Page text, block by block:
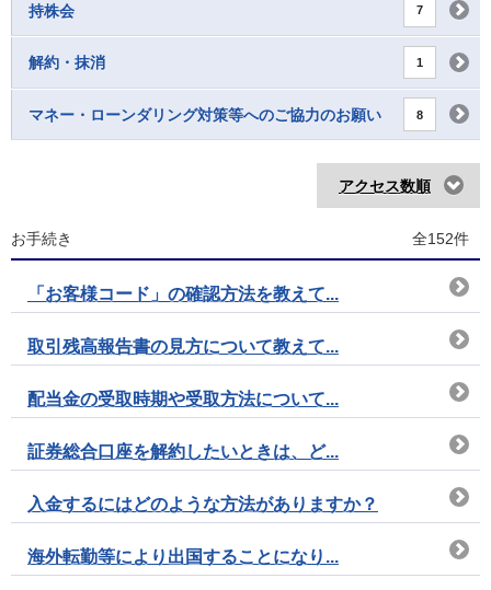
持株会 7
解約・抹消 1
マネー・ローンダリング対策等へのご協力のお願い 8
アクセス数順
お手続き 全152件
「お客様コード」の確認方法を教えて...
取引残高報告書の見方について教えて...
配当金の受取時期や受取方法について...
証券総合口座を解約したいときは、ど...
入金するにはどのような方法がありますか？
海外転勤等により出国することになり...